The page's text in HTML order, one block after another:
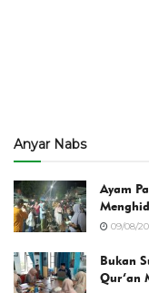
Anyar Nabs
Ayam
09/08/
Bukan
Qur’an